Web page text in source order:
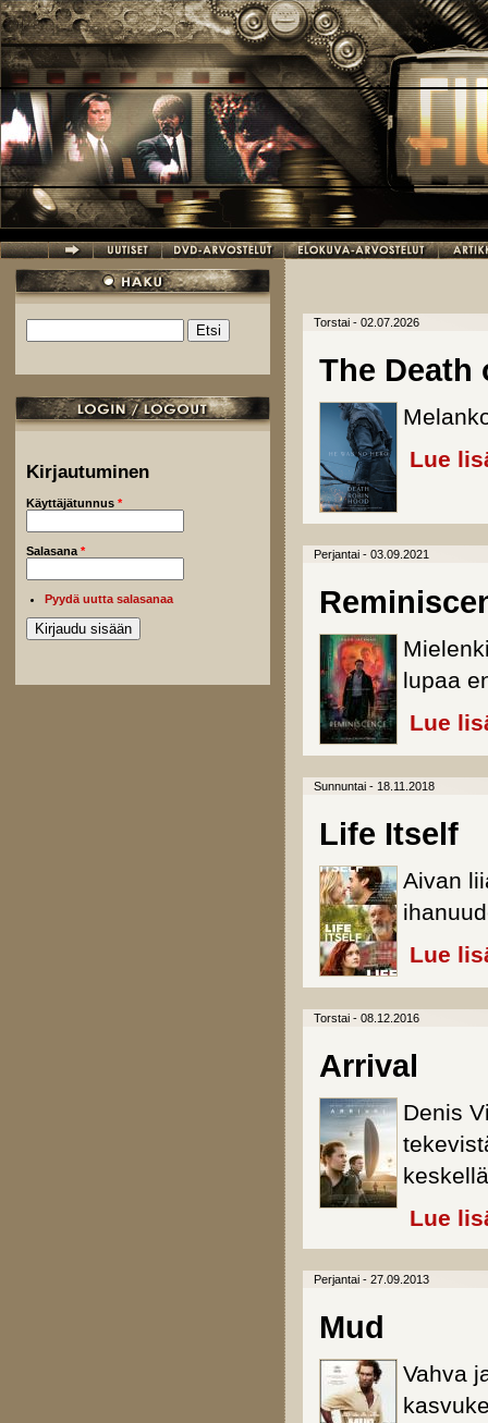
Hyppää pääsisältöön
Hakulomake
Kirjautuminen
Käyttäjätunnus *
Salasana *
Pyydä uutta salasanaa
Torstai - 02.07.2026
The Death
Lue
Perjantai - 03.09.2021
lupaa
Lue
Sunnuntai - 18.11.2018
Life Itself
Aivan
Lue
Torstai - 08.12.2016
Arrival
Denis
Lue
Perjantai - 27.09.2013
Mud
Vahva